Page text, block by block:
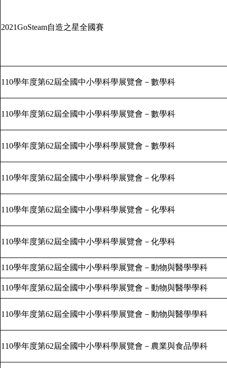
2021GoSteam自造之星全國賽
110學年度第62屆全國中小學科學展覽會－數學科
110學年度第62屆全國中小學科學展覽會－數學科
110學年度第62屆全國中小學科學展覽會－數學科
110學年度第62屆全國中小學科學展覽會－化學科
110學年度第62屆全國中小學科學展覽會－化學科
110學年度第62屆全國中小學科學展覽會－化學科
110學年度第62屆全國中小學科學展覽會－動物與醫學學科
110學年度第62屆全國中小學科學展覽會－動物與醫學學科
110學年度第62屆全國中小學科學展覽會－動物與醫學學科
110學年度第62屆全國中小學科學展覽會－農業與食品學科